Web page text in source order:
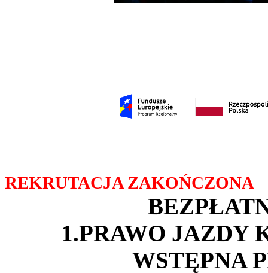
REKRUTACJA ZAKOŃCZONA
1.PRAWO JAZDY
WSTĘPNA